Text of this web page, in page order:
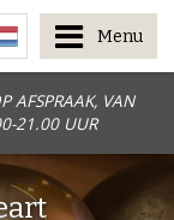
AFSPRAAK, VAN
21.00 UUR
Menu